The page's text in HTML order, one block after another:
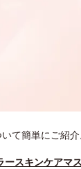
て簡単にご紹介
ースキンケアマ